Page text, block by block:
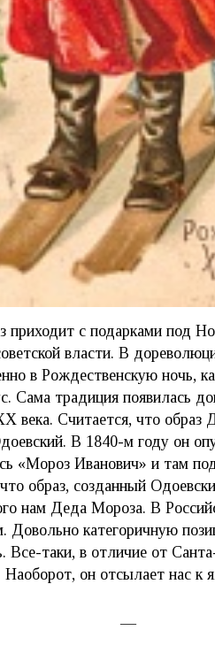
приходит с подарками под
власти. В
в Рождественскую ночь,
Сама традиция появилась
века. Считается, что образ
В 1840-м году он
«Мороз Иванович» и там
образ, созданный
нам Деда Мороза. В
Довольно категоричную
Все-таки, в отличие от
он отсылает нас к
—